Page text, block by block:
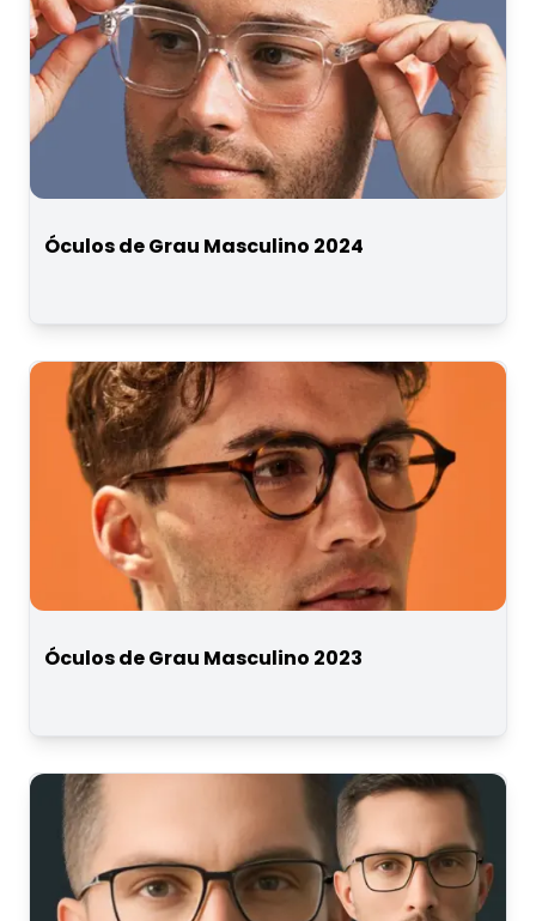
Óculos de Grau Masculino 2024
Óculos de Grau Masculino 2023